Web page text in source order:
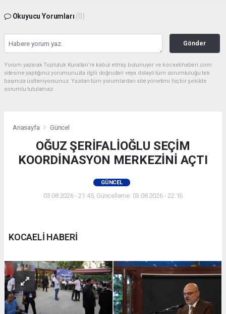
Okuyucu Yorumları (0)
Gönder
Yorum yazarak Topluluk Kuralları’nı kabul etmiş bulunuyor ve kocaelihaberi.com
sitesine yaptığınız yorumunuzla ilgili doğrudan veya dolaylı tüm sorumluluğu tek
başınıza üstleniyorsunuz. Yazılan tüm yorumlardan site yönetimi hiçbir şekilde
sorumlu tutulamaz.
Anasayfa Güncel
OĞUZ ŞERİFALİOĞLU SEÇİM
KOORDİNASYON MERKEZİNİ AÇTI
GÜNCEL
03.08.2026 - 21:45, Güncelleme: 03.08.2026 - 22:16
KOCAELİ HABERİ